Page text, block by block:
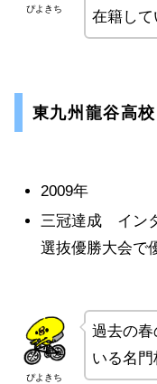
ぴよきち
在籍して
東九州龍谷高校
2009年
三冠達成 イン
選抜優勝大会で
ぴよきち
過去の春
いる名門